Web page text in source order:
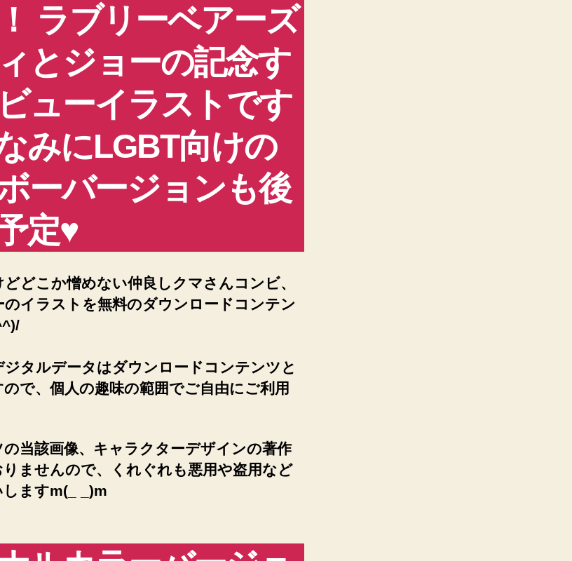
ラブリーベアーズ
とジョーの記念す
ューイラストです
みにLGBT向けの
ーバージョンも後
定♥
どこか憎めない仲良しクマさんコンビ、
イラストを無料のダウンロードコンテン
タルデータはダウンロードコンテンツと
で、個人の趣味の範囲でご自由にご利用
当該画像、キャラクターデザインの著作
ませんので、くれぐれも悪用や盗用など
ますm(_ _)m